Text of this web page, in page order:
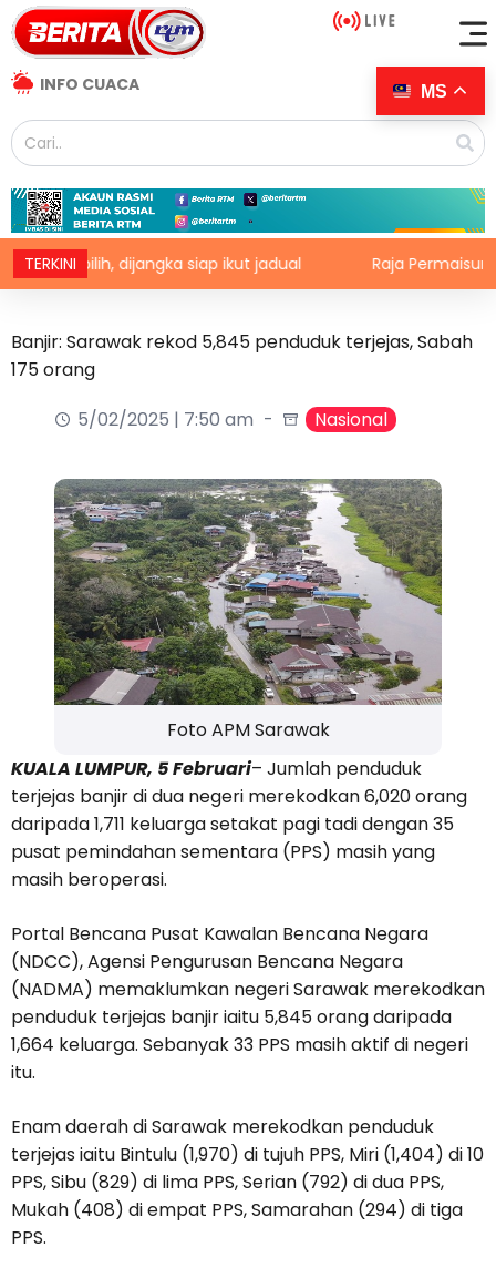
INFO CUACA
TERKINIdijangka siap ikut jadual Raja Permaisuri
Banjir: Sarawak rekod 5,845 penduduk terjejas, Sabah
175 orang
5/02/2025 | 7:50 am
Nasional
Foto APM Sarawak
KUALA LUMPUR, 5 Februari– Jumlah penduduk
terjejas banjir di dua negeri merekodkan 6,020 orang
daripada 1,711 keluarga setakat pagi tadi dengan 35
pusat pemindahan sementara (PPS) masih yang
masih beroperasi.
Portal Bencana Pusat Kawalan Bencana Negara
(NDCC), Agensi Pengurusan Bencana Negara
(NADMA) memaklumkan negeri Sarawak merekodkan
penduduk terjejas banjir iaitu 5,845 orang daripada
1,664 keluarga. Sebanyak 33 PPS masih aktif di negeri
itu.
Enam daerah di Sarawak merekodkan penduduk
terjejas iaitu Bintulu (1,970) di tujuh PPS, Miri (1,404) di 10
PPS, Sibu (829) di lima PPS, Serian (792) di dua PPS,
Mukah (408) di empat PPS, Samarahan (294) di tiga
PPS.
MS